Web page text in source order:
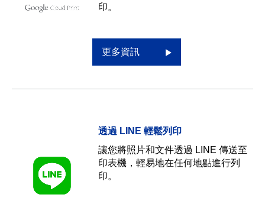
印。
更多資訊
透過 LINE 輕鬆列印
讓您將照片和文件透過 LINE 傳送至
印表機，輕易地在任何地點進行列
印。